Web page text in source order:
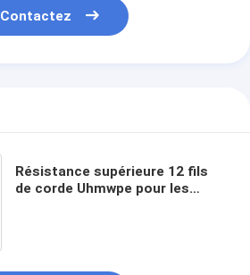
Contactez
Résistance supérieure 12 fils
de corde Uhmwpe pour les